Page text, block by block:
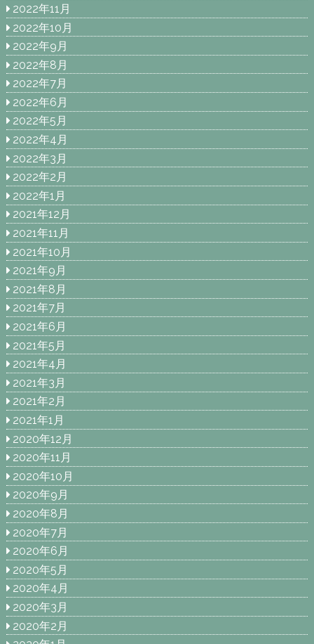
2022年11月
2022年10月
2022年9月
2022年8月
2022年7月
2022年6月
2022年5月
2022年4月
2022年3月
2022年2月
2022年1月
2021年12月
2021年11月
2021年10月
2021年9月
2021年8月
2021年7月
2021年6月
2021年5月
2021年4月
2021年3月
2021年2月
2021年1月
2020年12月
2020年11月
2020年10月
2020年9月
2020年8月
2020年7月
2020年6月
2020年5月
2020年4月
2020年3月
2020年2月